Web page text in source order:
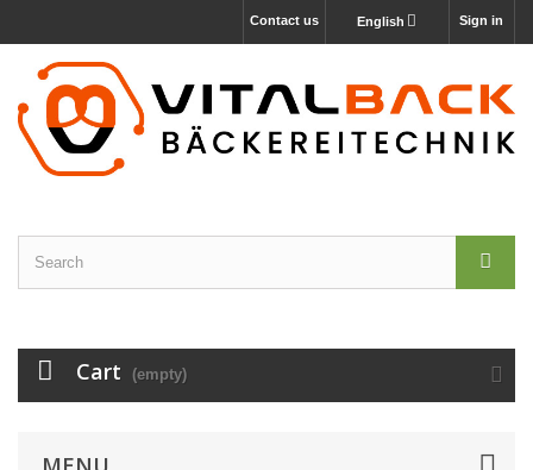
Sign in
English
Contact us
Cart (empty)